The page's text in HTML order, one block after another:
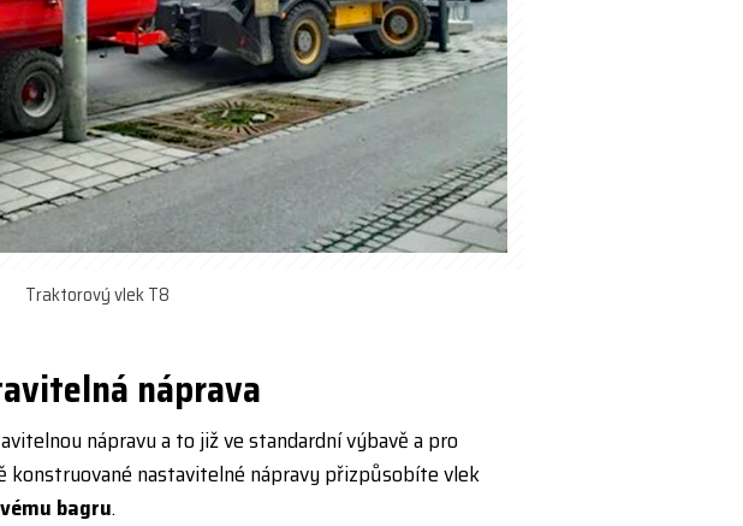
Traktorový vlek T8
náprava
nápravu a to již ve standardní výbavě a pro
konstruované nastavitelné ná­pravy přizpůsobíte vlek
bagru.